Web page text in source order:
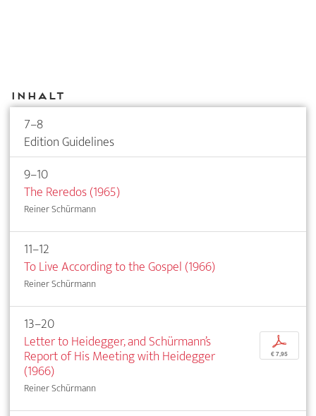
Inhalt
7–8
Edition Guidelines
9–10
The Reredos (1965)
Reiner Schürmann
11–12
To Live According to the Gospel (1966)
Reiner Schürmann
13–20
Letter to Heidegger, and Schürmann’s
Report of His Meeting with Heidegger
(1966)
Reiner Schürmann
p
€ 7,95